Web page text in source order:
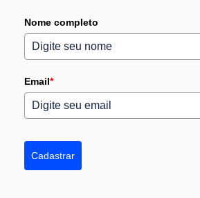
Nome completo
Email*
Cadastrar